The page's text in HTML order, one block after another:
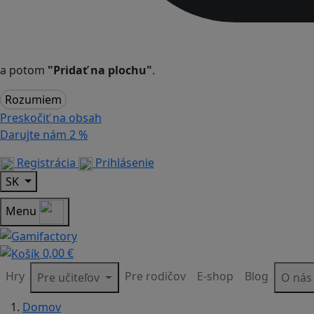
a potom "Pridať na plochu".
Rozumiem
Preskočiť na obsah
Darujte nám 2 %
Registrácia
Prihlásenie
SK
Menu
0,00 €
Hry
Pre učiteľov Pre rodičov E-shop Blog
O nás
Domov